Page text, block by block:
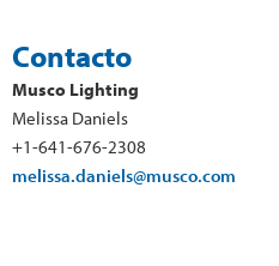
Contacto
Musco Lighting
Melissa Daniels
+1-641-676-2308
melissa.daniels@musco.com